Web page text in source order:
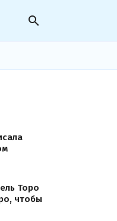
search
Торо
чтобы